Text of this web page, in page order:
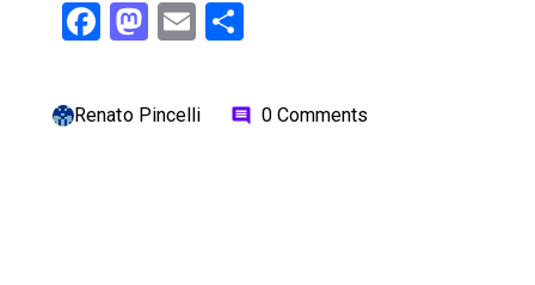
Facebook
Mastodon
Email
Renato Pincelli comment 0 Comments